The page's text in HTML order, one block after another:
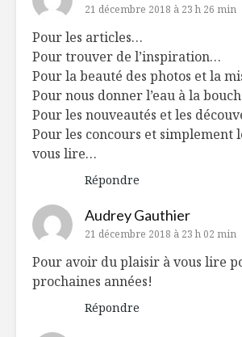
21 décembre 2018 à 23 h 26 min
Pour les articles…
Pour trouver de l’inspiration…
Pour la beauté des photos et la
Pour nous donner l’eau à la
Pour les nouveautés et les
Pour les concours et simplement
vous lire…
Répondre
Audrey Gauthier
21 décembre 2018 à 23 h 02 min
Pour avoir du plaisir à vous lire
prochaines années!
Répondre